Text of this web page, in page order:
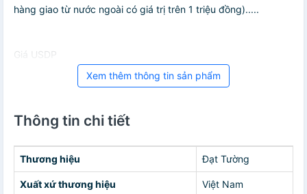
hàng giao từ nước ngoài có giá trị trên 1 triệu đồng).....
Giá USDP
Xem thêm thông tin sản phẩm
Thông tin chi tiết
Thương hiệu Đạt Tường
Xuất xứ thương hiệu Việt Nam